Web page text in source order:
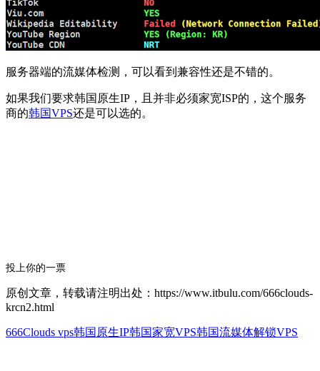
服务器端的流媒体检测，可以看到兼容性还是不错的。
如果我们要求韩国原生IP，且并非必须家宽ISP的，这个服务
商的韩国VPS还是可以选的。
投上你的一票
原创文章，转载请注明出处：https://www.itbulu.com/666clouds-
krcn2.html
666Clouds vps韩国原生IP韩国家宽VPS韩国流媒体解锁VPS